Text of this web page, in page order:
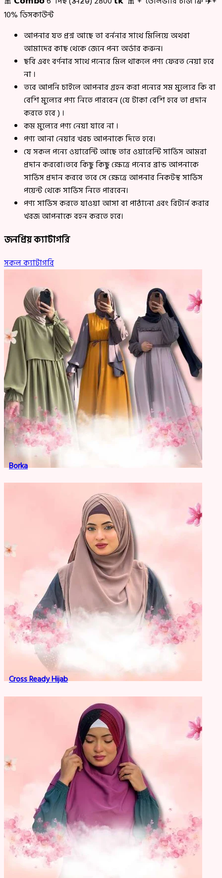
10% ডিসকাউন্ট
আপনার যত প্রশ্ন আছে তা বর্ননার সাথে মিলিয়ে অথবা
আমাদের কাছ থেকে জেনে পন্য অর্ডার করুন।
ছবি এবং বর্ণনার সাথে পন্যের মিল থাকলে পণ্য ফেরত নেয়া হবে
না ।
তবে আপনি চাইলে আপনার গ্রহন করা পন্যের সম মুল্যের কি বা
বেশি মুল্যের পণ্য নিতে পারবেন (যে টাকা বেশি হবে তা প্রদান
করতে হবে ) ।
কম মুল্যের পণ্য নেয়া যাবে না ।
পণ্য আনা নেয়ার খরচ আপনাকে দিতে হবে।
যে সকল পন্যে ওয়ারেন্টি আছে তার ওয়ারেন্টি সার্ভিস আমরা
প্রদান করবো।তবে কিছু কিছু ক্ষেত্রে পন্যের ব্রান্ড আপনাকে
সার্ভিস প্রদান করবে তবে সে ক্ষেত্রে আপনার নিকটস্থ সার্ভিস
পয়েন্ট থেকে সার্ভিস নিতে পারবেন।
পণ্য সার্ভিস করতে যাওয়া আসা বা পাঠানো এবং রিটার্ন করার
খরজ আপনাকে বহন করতে হবে।
জনপ্রিয় ক্যাটাগরি
সকল ক্যাটাগরি
Borka
Cross Ready Hijab